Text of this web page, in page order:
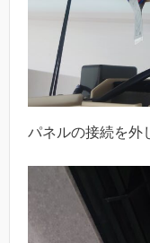
パネルの接続を外